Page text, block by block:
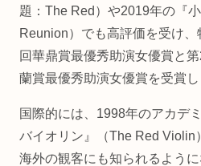
題：The Red）や2019年の『
Reunion）でも高評価を受け
回華鼎賞最優秀助演女優賞と
蘭賞最優秀助演女優賞を受賞し
国際的には、1998年のアカデ
バイオリン』（The Red Violin
海外の観客にも知られるように